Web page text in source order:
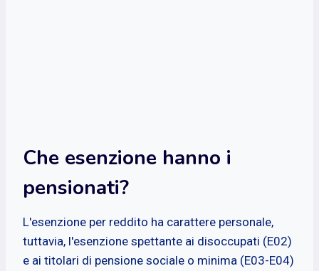
Che esenzione hanno i
pensionati?
L'esenzione per reddito ha carattere personale,
tuttavia, l'esenzione spettante ai disoccupati (E02)
e ai titolari di pensione sociale o minima (E03-E04)